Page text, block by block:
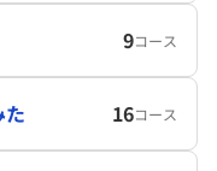
9コース
た 16コース